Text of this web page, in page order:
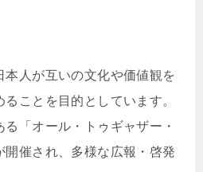
本人が互いの文化や価値観を
ことを目的としています。
「オール・トゥギャザー・
開催され、多様な広報・啓発